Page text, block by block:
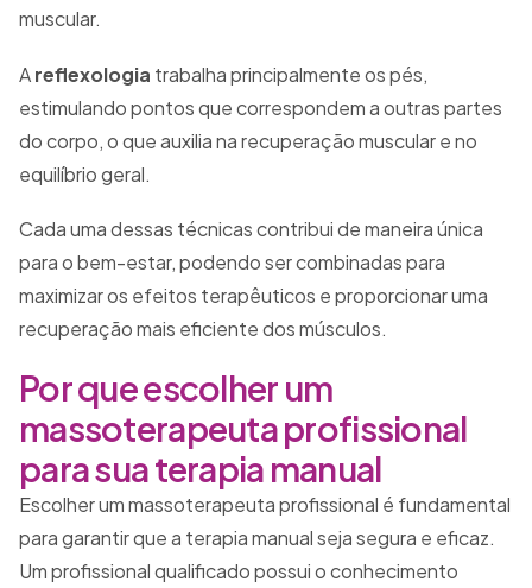
muscular.
Areflexologia trabalha principalmente os pés,
estimulando pontos que correspondem a outras partes
do corpo, o que auxilia na recuperação muscular e no
equilíbrio geral.
Cada uma dessas técnicas contribui de maneira única
para o bem-estar, podendo ser combinadas para
maximizar os efeitos terapêuticos e proporcionar uma
recuperação mais eficiente dos músculos.
Por que escolher um
massoterapeuta profissional
para sua terapia manual
Escolher um massoterapeuta profissional é fundamental
para garantir que a terapia manual seja segura e eficaz.
Um profissional qualificado possui o conhecimento